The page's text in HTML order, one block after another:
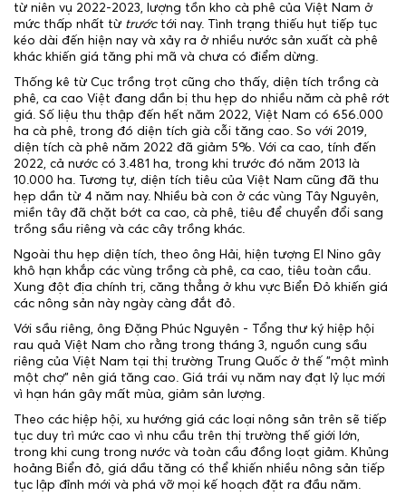
từ niên vụ 2022-2023, lượng tồn kho cà phê của Việt Nam ở
mức thấp nhất từ trước tới nay. Tình trạng thiếu hụt tiếp tục
kéo dài đến hiện nay và xảy ra ở nhiều nước sản xuất cà phê
khác khiến giá tăng phi mã và chưa có điểm dừng.
Thống kê từ Cục trồng trọt cũng cho thấy, diện tích trồng cà
phê, ca cao Việt đang dần bị thu hẹp do nhiều năm cà phê rớt
giá. Số liệu thu thập đến hết năm 2022, Việt Nam có 656.000
ha cà phê, trong đó diện tích già cỗi tăng cao. So với 2019,
diện tích cà phê năm 2022 đã giảm 5%. Với ca cao, tính đến
2022, cả nước có 3.481 ha, trong khi trước đó năm 2013 là
10.000 ha. Tương tự, diện tích tiêu của Việt Nam cũng đã thu
hẹp dần từ 4 năm nay. Nhiều bà con ở các vùng Tây Nguyên,
miền tây đã chặt bớt ca cao, cà phê, tiêu để chuyển đổi sang
trồng sầu riêng và các cây trồng khác.
Ngoài thu hẹp diện tích, theo ông Hải, hiện tượng El Nino gây
khô hạn khắp các vùng trồng cà phê, ca cao, tiêu toàn cầu.
Xung đột địa chính trị, căng thẳng ở khu vực Biển Đỏ khiến giá
các nông sản này ngày càng đắt đỏ.
Với sầu riêng, ông Đặng Phúc Nguyên - Tổng thư ký hiệp hội
rau quả Việt Nam cho rằng trong tháng 3, nguồn cung sầu
riêng của Việt Nam tại thị trường Trung Quốc ở thế "một mình
một chợ" nên giá tăng cao. Giá trái vụ năm nay đạt lỷ lục mới
vì hạn hán gây mất mùa, giảm sản lượng.
Theo các hiệp hội, xu hướng giá các loại nông sản trên sẽ tiếp
tục duy trì mức cao vì nhu cầu trên thị trường thế giới lớn,
trong khi cung trong nước và toàn cầu đồng loạt giảm. Khủng
hoảng Biển đỏ, giá dầu tăng có thể khiến nhiều nông sản tiếp
tục lập đỉnh mới và phá vỡ mọi kế hoạch đặt ra đầu năm.